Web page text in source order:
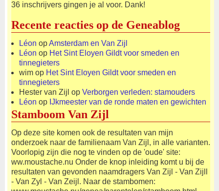
36 inschrijvers gingen je al voor. Dank!
Recente reacties op de Geneablog
Léon opAmsterdam en Van Zijl
Léon op Het Sint Eloyen Gildt voor smeden en
tinnegieters
wim op Het Sint Eloyen Gildt voor smeden en
tinnegieters
Hester van Zijl op Verborgen verleden: stamouders
Léon op IJkmeester van de ronde maten en gewichten
Stamboom Van Zijl
Op deze site komen ook de resultaten van mijn
onderzoek naar de familienaam Van Zijl, in alle varianten.
Voorlopig zijn die nog te vinden op de 'oude' site:
ww.moustache.nu Onder de knop inleiding komt u bij de
resultaten van gevonden naamdragers Van Zijl - Van Zijll
- Van Zyl - Van Zeijl. Naar de stambomen: